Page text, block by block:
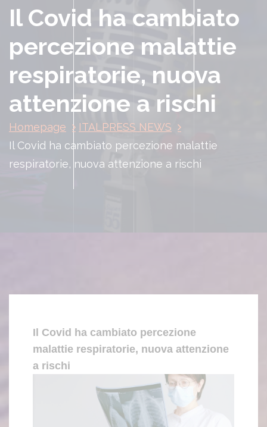
Il Covid ha cambiato
percezione malattie
respiratorie, nuova
attenzione a rischi
Homepage
ITALPRESS NEWS
Il Covid ha cambiato percezione malattie
respiratorie, nuova attenzione a rischi
Il Covid ha cambiato percezione
malattie respiratorie, nuova attenzione
a rischi